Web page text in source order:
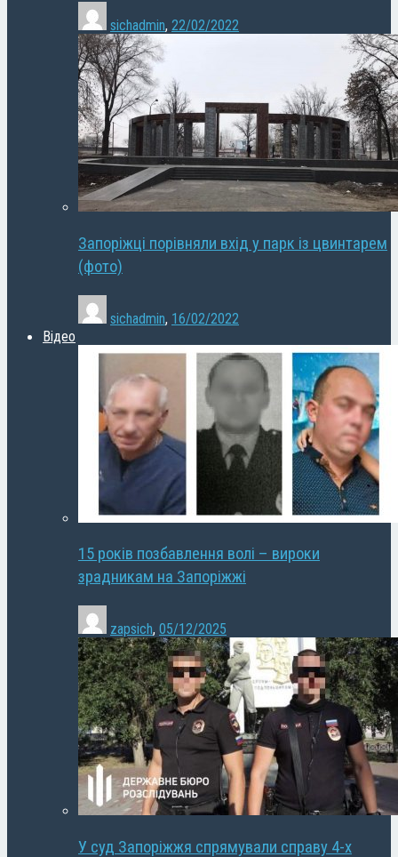
sichadmin, 22/02/2022
Запоріжці порівняли вхід у парк із цвинтарем
(фото)
sichadmin, 16/02/2022
Відео
15 років позбавлення волі – вироки
зрадникам на Запоріжжі
zapsich, 05/12/2025
У суд Запоріжжя спрямували справу 4-х